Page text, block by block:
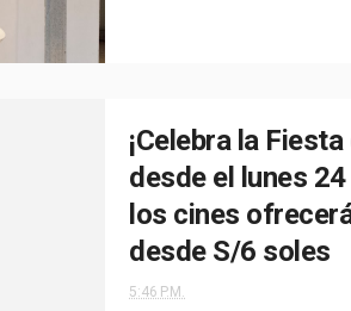
¡Celebra la
desde el lunes
los cines
desde S/6 soles
5:46 P.M.